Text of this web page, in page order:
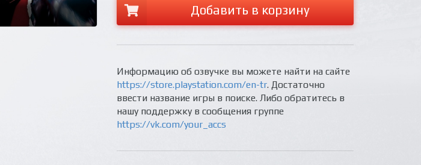
Добавить в корзину
Информацию об озвучке вы можете найти на сайте
https://store.playstation.com/en-tr. Достаточно
ввести название игры в поиске. Либо обратитесь в
нашу поддержку в сообщения группе
https://vk.com/your_accs